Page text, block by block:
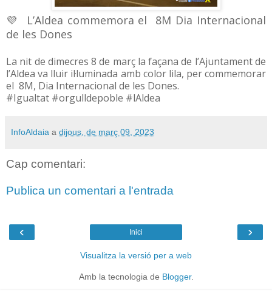
💜 L’Aldea commemora el 8M Dia Internacional
de les Dones
La nit de dimecres 8 de març la façana de l’Ajuntament de
l’Aldea va lluir il·luminada amb color lila, per commemorar
el 8M, Dia Internacional de les Dones.
#Igualtat #orgulldepoble #lAldea
InfoAldaia a dijous, de març 09, 2023
Cap comentari:
Publica un comentari a l'entrada
‹ ›
Inici
Visualitza la versió per a web
Amb la tecnologia de Blogger.